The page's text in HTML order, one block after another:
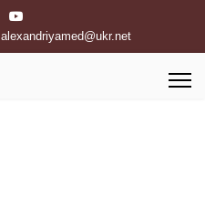
alexandriyamed@ukr.net